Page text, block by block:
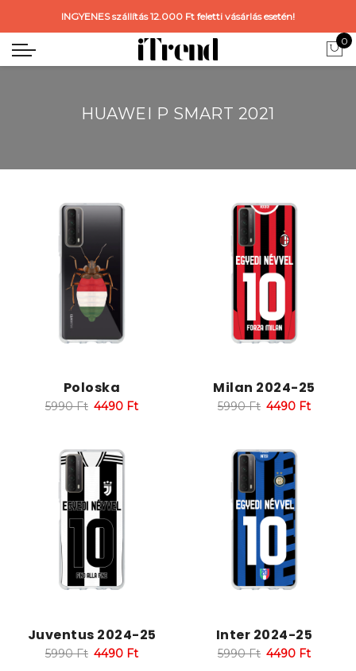
INGYENES szállítás 12.000 Ft feletti vásárlás esetén!
0
HUAWEI P SMART 2021
Poloska
5990Ft 4490 Ft
Milan 2024-25
5990Ft 4490 Ft
Juventus 2024-25
5990Ft 4490 Ft
Inter 2024-25
5990Ft 4490 Ft